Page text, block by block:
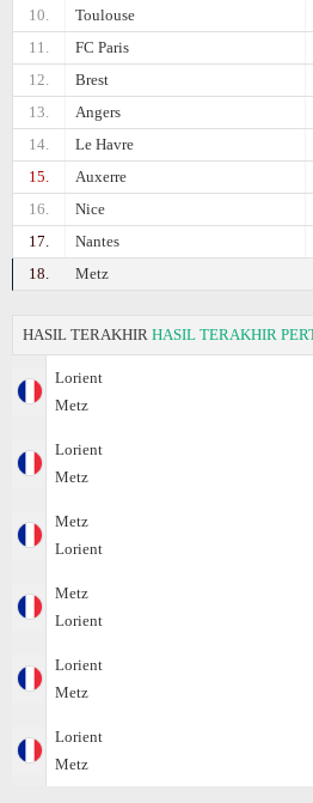
10.
Toulouse
11.
FC Paris
12.
Brest
13.
Angers
14.
Le Havre
15.
Auxerre
16.
Nice
17.
Nantes
18.
Metz
HASIL TERAKHIR HASIL TERAKHIR
Lorient
Metz
Lorient
Metz
Metz
Lorient
Metz
Lorient
Lorient
Metz
Lorient
Metz